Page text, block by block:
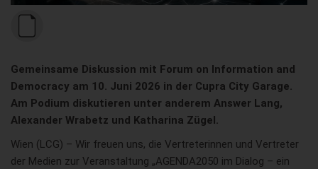
Gemeinsame Diskussion mit Forum on Information and
Democracy am 10. Juni 2026 in der Cupra City Garage.
Am Podium diskutieren unter anderem Answer Lang,
Alexander Wrabetz und Katharina Zügel.
Wien (LCG) – Wir freuen uns, die Vertreterinnen und Vertreter
der Medien zur Veranstaltung „AGENDA2050 im Dialog – ein